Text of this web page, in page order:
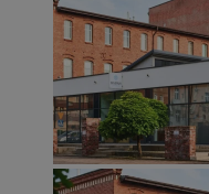
Niezbędne pliki
takich jak
można
Nazwa
SessID